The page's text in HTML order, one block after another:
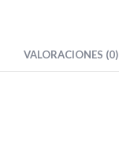
VALORACIONES (0)